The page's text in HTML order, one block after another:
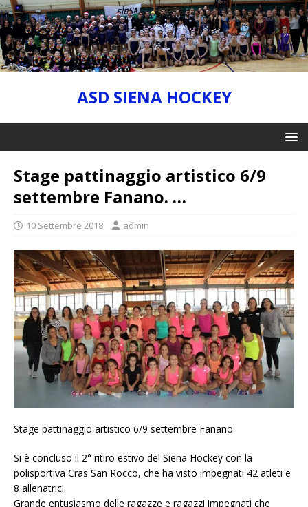
ASD SIENA HOCKEY
Stage pattinaggio artistico 6/9
settembre Fanano. …
10 Settembre 2018 admin
Stage pattinaggio artistico 6/9 settembre Fanano.
Si è concluso il 2° ritiro estivo del Siena Hockey con la
polisportiva Cras San Rocco, che ha visto impegnati 42 atleti e
8 allenatrici.
Grande entusiasmo delle ragazze e ragazzi impegnati che